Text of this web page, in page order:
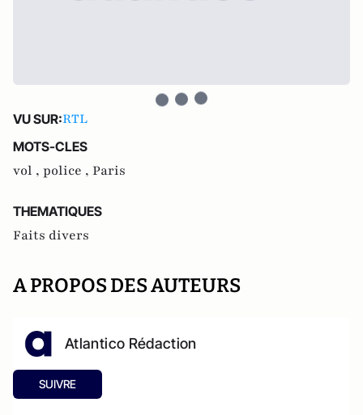
VU SUR:RTL
MOTS-CLES
vol , police , Paris
THEMATIQUES
Faits divers
A PROPOS DES AUTEURS
Atlantico Rédaction
SUIVRE